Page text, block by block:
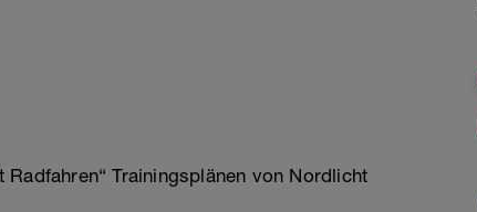
Trainingsplänen von Nordlicht